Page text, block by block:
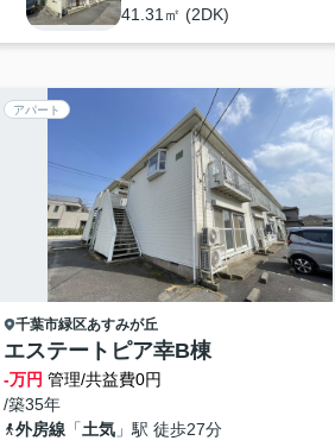
41.31㎡ (2DK)
アパート
千葉市緑区あすみが丘
エステートピア幸B棟
-万円 管理/共益費0円
/築35年
外房線「土気」駅 徒歩27分